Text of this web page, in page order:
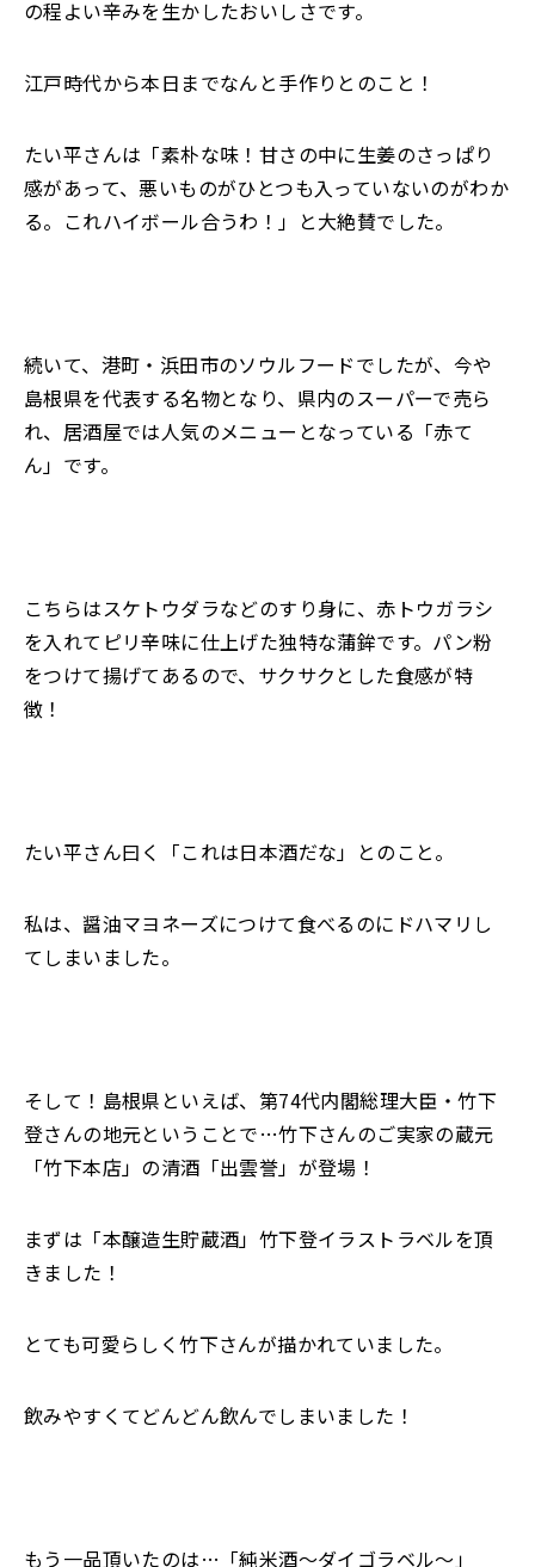
の程よい辛みを生かしたおいしさです。
江戸時代から本日までなんと手作りとのこと！
たい平さんは「素朴な味！甘さの中に生姜のさっぱり
感があって、悪いものがひとつも入っていないのがわか
る。これハイボール合うわ！」と大絶賛でした。
続いて、港町・浜田市のソウルフードでしたが、今や
島根県を代表する名物となり、県内のスーパーで売ら
れ、居酒屋では人気のメニューとなっている「赤て
ん」です。
こちらはスケトウダラなどのすり身に、赤トウガラシ
を入れてピリ辛味に仕上げた独特な蒲鉾です。パン粉
をつけて揚げてあるので、サクサクとした食感が特
徴！
たい平さん曰く「これは日本酒だな」とのこと。
私は、醤油マヨネーズにつけて食べるのにドハマリし
てしまいました。
そして！島根県といえば、第74代内閣総理大臣・竹下
登さんの地元ということで…竹下さんのご実家の蔵元
「竹下本店」の清酒「出雲誉」が登場！
まずは「本醸造生貯蔵酒」竹下登イラストラベルを頂
きました！
とても可愛らしく竹下さんが描かれていました。
飲みやすくてどんどん飲んでしまいました！
もう一品頂いたのは…「純米酒～ダイゴラベル～」